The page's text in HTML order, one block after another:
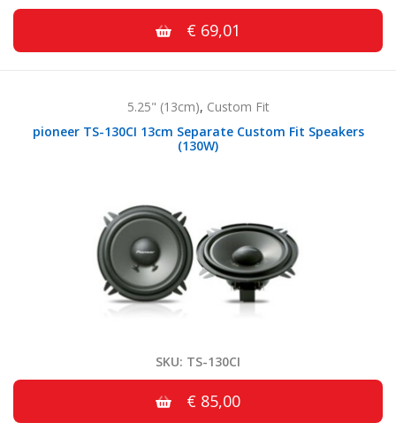
€ 69,01
5.25" (13cm), Custom Fit
pioneer TS-130CI 13cm Separate Custom Fit Speakers
(130W)
SKU: TS-130CI
€ 85,00